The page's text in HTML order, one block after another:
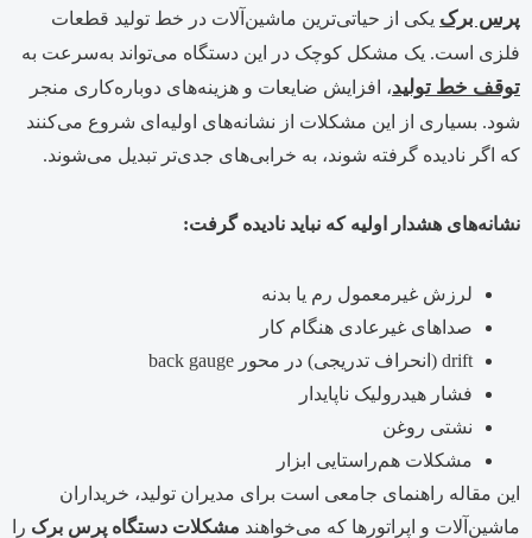
پرس برک یکی از حیاتی‌ترین ماشین‌آلات در خط تولید قطعات
فلزی است. یک مشکل کوچک در این دستگاه می‌تواند به‌سرعت به
توقف خط تولید، افزایش ضایعات و هزینه‌های دوباره‌کاری منجر
شود. بسیاری از این مشکلات از نشانه‌های اولیه‌ای شروع می‌کنند
که اگر نادیده گرفته شوند، به خرابی‌های جدی‌تر تبدیل می‌شوند.
نشانه‌های هشدار اولیه که نباید نادیده گرفت:
لرزش غیرمعمول رم یا بدنه
صداهای غیرعادی هنگام کار
drift (انحراف تدریجی) در محور back gauge
فشار هیدرولیک ناپایدار
نشتی روغن
مشکلات هم‌راستایی ابزار
این مقاله راهنمای جامعی است برای مدیران تولید، خریداران
ماشین‌آلات و اپراتورها که می‌خواهند مشکلات دستگاه پرس برک را